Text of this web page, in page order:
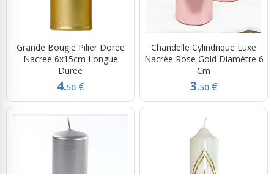
Grande Bougie Pilier Doree
Nacree 6x15cm Longue
Duree
4.50 €
Chandelle Cylindrique Luxe
Nacrée Rose Gold Diamètre 6
Cm
3.50 €